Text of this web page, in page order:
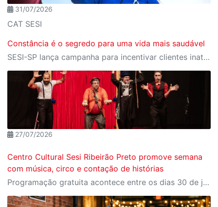
31/07/2026
CAT SESI
Constância é o segredo para uma vida mais saudável
SESI-SP lança campanha para incentivar clientes inativos a retomarem a prática de atividades físicas, esporte e lazer com benefícios exclusivos
27/07/2026
Centro Cultural Sesi Ribeirão Preto promove semana
com música, circo e contação de histórias
Programação gratuita acontece entre os dias 30 de julho e 2 de agosto; ingressos podem ser reservados pelo Meu Sesi